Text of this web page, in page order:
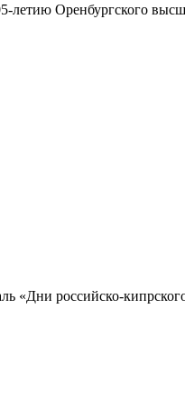
Оренбургского
«Дни российско-